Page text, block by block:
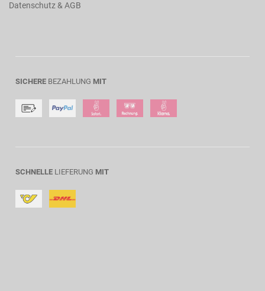
Datenschutz & AGB
SICHERE BEZAHLUNG MIT
SCHNELLE LIEFERUNG MIT